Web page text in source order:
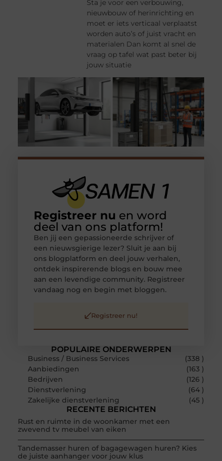
Sta je voor een verbouwing,
nieuwbouw of herinrichting en
moet er iets verticaal verplaatst
worden auto’s of juist vracht en
materialen Dan komt al snel de
vraag op tafel wat past beter bij
jouw situatie
POPULAIRE ONDERWERPEN
Business / Business Services
(338 )
Aanbiedingen
(163 )
Bedrijven
(126 )
Dienstverlening
(64 )
Zakelijke dienstverlening
(45 )
RECENTE BERICHTEN
Rust en ruimte in de woonkamer met een
zwevend tv meubel van eiken
Tandemasser huren of bagagewagen huren? Kies
de juiste aanhanger voor jouw klus
Registreer nu en word
deel van ons platform!
Ben jij een gepassioneerde schrijver of
een nieuwsgierige lezer? Sluit je aan bij
ons blogplatform en deel jouw verhalen,
ontdek inspirerende blogs en bouw mee
aan een levendige community. Registreer
vandaag nog en begin met bloggen.
Registreer nu!